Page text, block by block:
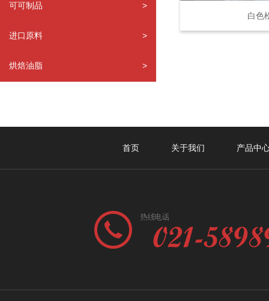
可可制品 >
进口原料 >
烘焙油脂 >
白色
首页 关于我们 产品中